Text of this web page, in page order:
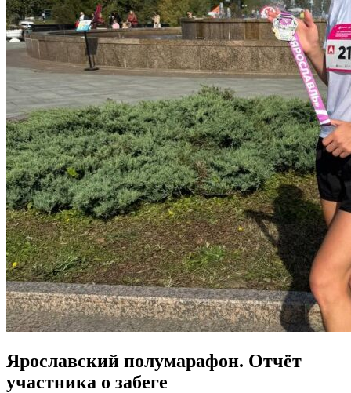
Ярославский полумарафон. Отчёт
участника о забеге